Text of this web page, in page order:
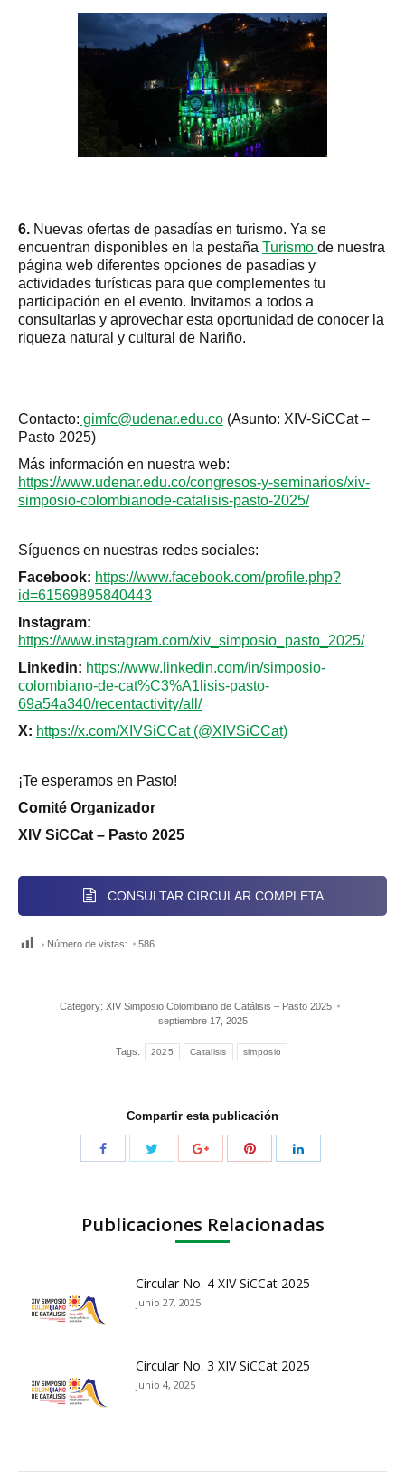
6. Nuevas ofertas de pasadías en turismo. Ya se
encuentran disponibles en la pestaña Turismo de nuestra
página web diferentes opciones de pasadías y
actividades turísticas para que complementes tu
participación en el evento. Invitamos a todos a
consultarlas y aprovechar esta oportunidad de conocer la
riqueza natural y cultural de Nariño.
Contacto: gimfc@udenar.edu.co (Asunto: XIV-SiCCat –
Pasto 2025)
Más información en nuestra web:
https://www.udenar.edu.co/congresos-y-seminarios/xiv-
simposio-colombianode-catalisis-pasto-2025/
Síguenos en nuestras redes sociales:
Facebook: https://www.facebook.com/profile.php?
id=61569895840443
Instagram:
https://www.instagram.com/xiv_simposio_pasto_2025/
Linkedin: https://www.linkedin.com/in/simposio-
colombiano-de-cat%C3%A1lisis-pasto-
69a54a340/recentactivity/all/
X: https://x.com/XIVSiCCat (@XIVSiCCat)
¡Te esperamos en Pasto!
Comité Organizador
XIV SiCCat – Pasto 2025
CONSULTAR CIRCULAR COMPLETA
Número de vistas: 586
Category: XIV Simposio Colombiano de Catálisis – Pasto 2025
septiembre 17, 2025
Tags: 2025 Catalisis simposio
Compartir esta publicación
Publicaciones Relacionadas
Circular No. 4 XIV SiCCat 2025
junio 27, 2025
Circular No. 3 XIV SiCCat 2025
junio 4, 2025